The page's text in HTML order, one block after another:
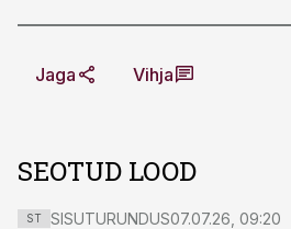
Jaga Vihja
SEOTUD LOOD
ST SISUTURUNDUS07.07.26, 09:20